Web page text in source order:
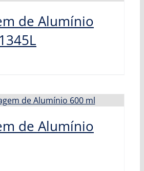
de Alumínio
de Alumínio